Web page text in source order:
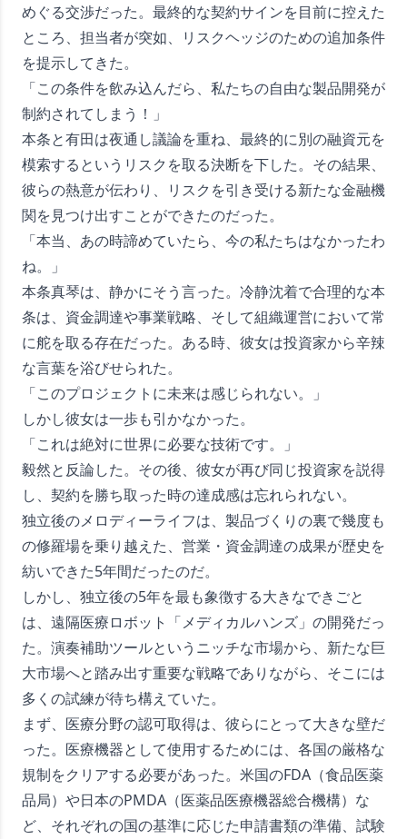
めぐる交渉だった。最終的な契約サインを目前に控えた
ところ、担当者が突如、リスクヘッジのための追加条件
を提示してきた。
「この条件を飲み込んだら、私たちの自由な製品開発が
制約されてしまう！」
本条と有田は夜通し議論を重ね、最終的に別の融資元を
模索するというリスクを取る決断を下した。その結果、
彼らの熱意が伝わり、リスクを引き受ける新たな金融機
関を見つけ出すことができたのだった。
「本当、あの時諦めていたら、今の私たちはなかったわ
ね。」
本条真琴は、静かにそう言った。冷静沈着で合理的な本
条は、資金調達や事業戦略、そして組織運営において常
に舵を取る存在だった。ある時、彼女は投資家から辛辣
な言葉を浴びせられた。
「このプロジェクトに未来は感じられない。」
しかし彼女は一歩も引かなかった。
「これは絶対に世界に必要な技術です。」
毅然と反論した。その後、彼女が再び同じ投資家を説得
し、契約を勝ち取った時の達成感は忘れられない。
独立後のメロディーライフは、製品づくりの裏で幾度も
の修羅場を乗り越えた、営業・資金調達の成果が歴史を
紡いできた5年間だったのだ。
しかし、独立後の5年を最も象徴する大きなできごと
は、遠隔医療ロボット「メディカルハンズ」の開発だっ
た。演奏補助ツールというニッチな市場から、新たな巨
大市場へと踏み出す重要な戦略でありながら、そこには
多くの試練が待ち構えていた。
まず、医療分野の認可取得は、彼らにとって大きな壁だ
った。医療機器として使用するためには、各国の厳格な
規制をクリアする必要があった。米国のFDA（食品医薬
品局）や日本のPMDA（医薬品医療機器総合機構）な
ど、それぞれの国の基準に応じた申請書類の準備、試験